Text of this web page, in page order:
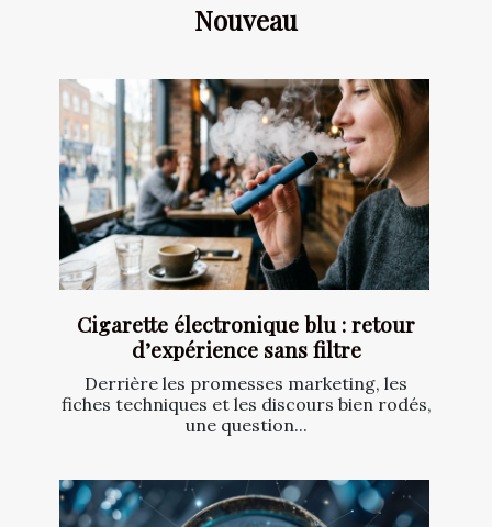
Nouveau
Cigarette électronique blu : retour
d’expérience sans filtre
Derrière les promesses marketing, les
fiches techniques et les discours bien rodés,
une question...